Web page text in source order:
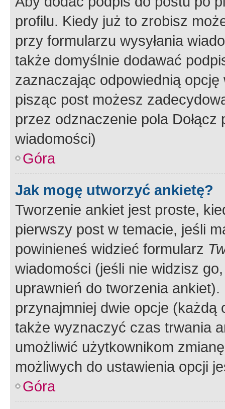
profilu. Kiedy już to zrobisz
przy formularzu wysyłania
także domyślnie dodawać
zaznaczając odpowiednią
pisząc post możesz
przez odznaczenie pola
wiadomości)
Góra
Jak mogę utworzyć ankietę?
Tworzenie ankiet jest proste,
pierwszy post w temacie, jeśli
powinieneś widzieć formularz
wiadomości (jeśli nie widzisz
uprawnień do tworzenia
przynajmniej dwie opcje
także wyznaczyć czas trwania
umożliwić użytkownikom
możliwych do ustawienia opcji
Góra